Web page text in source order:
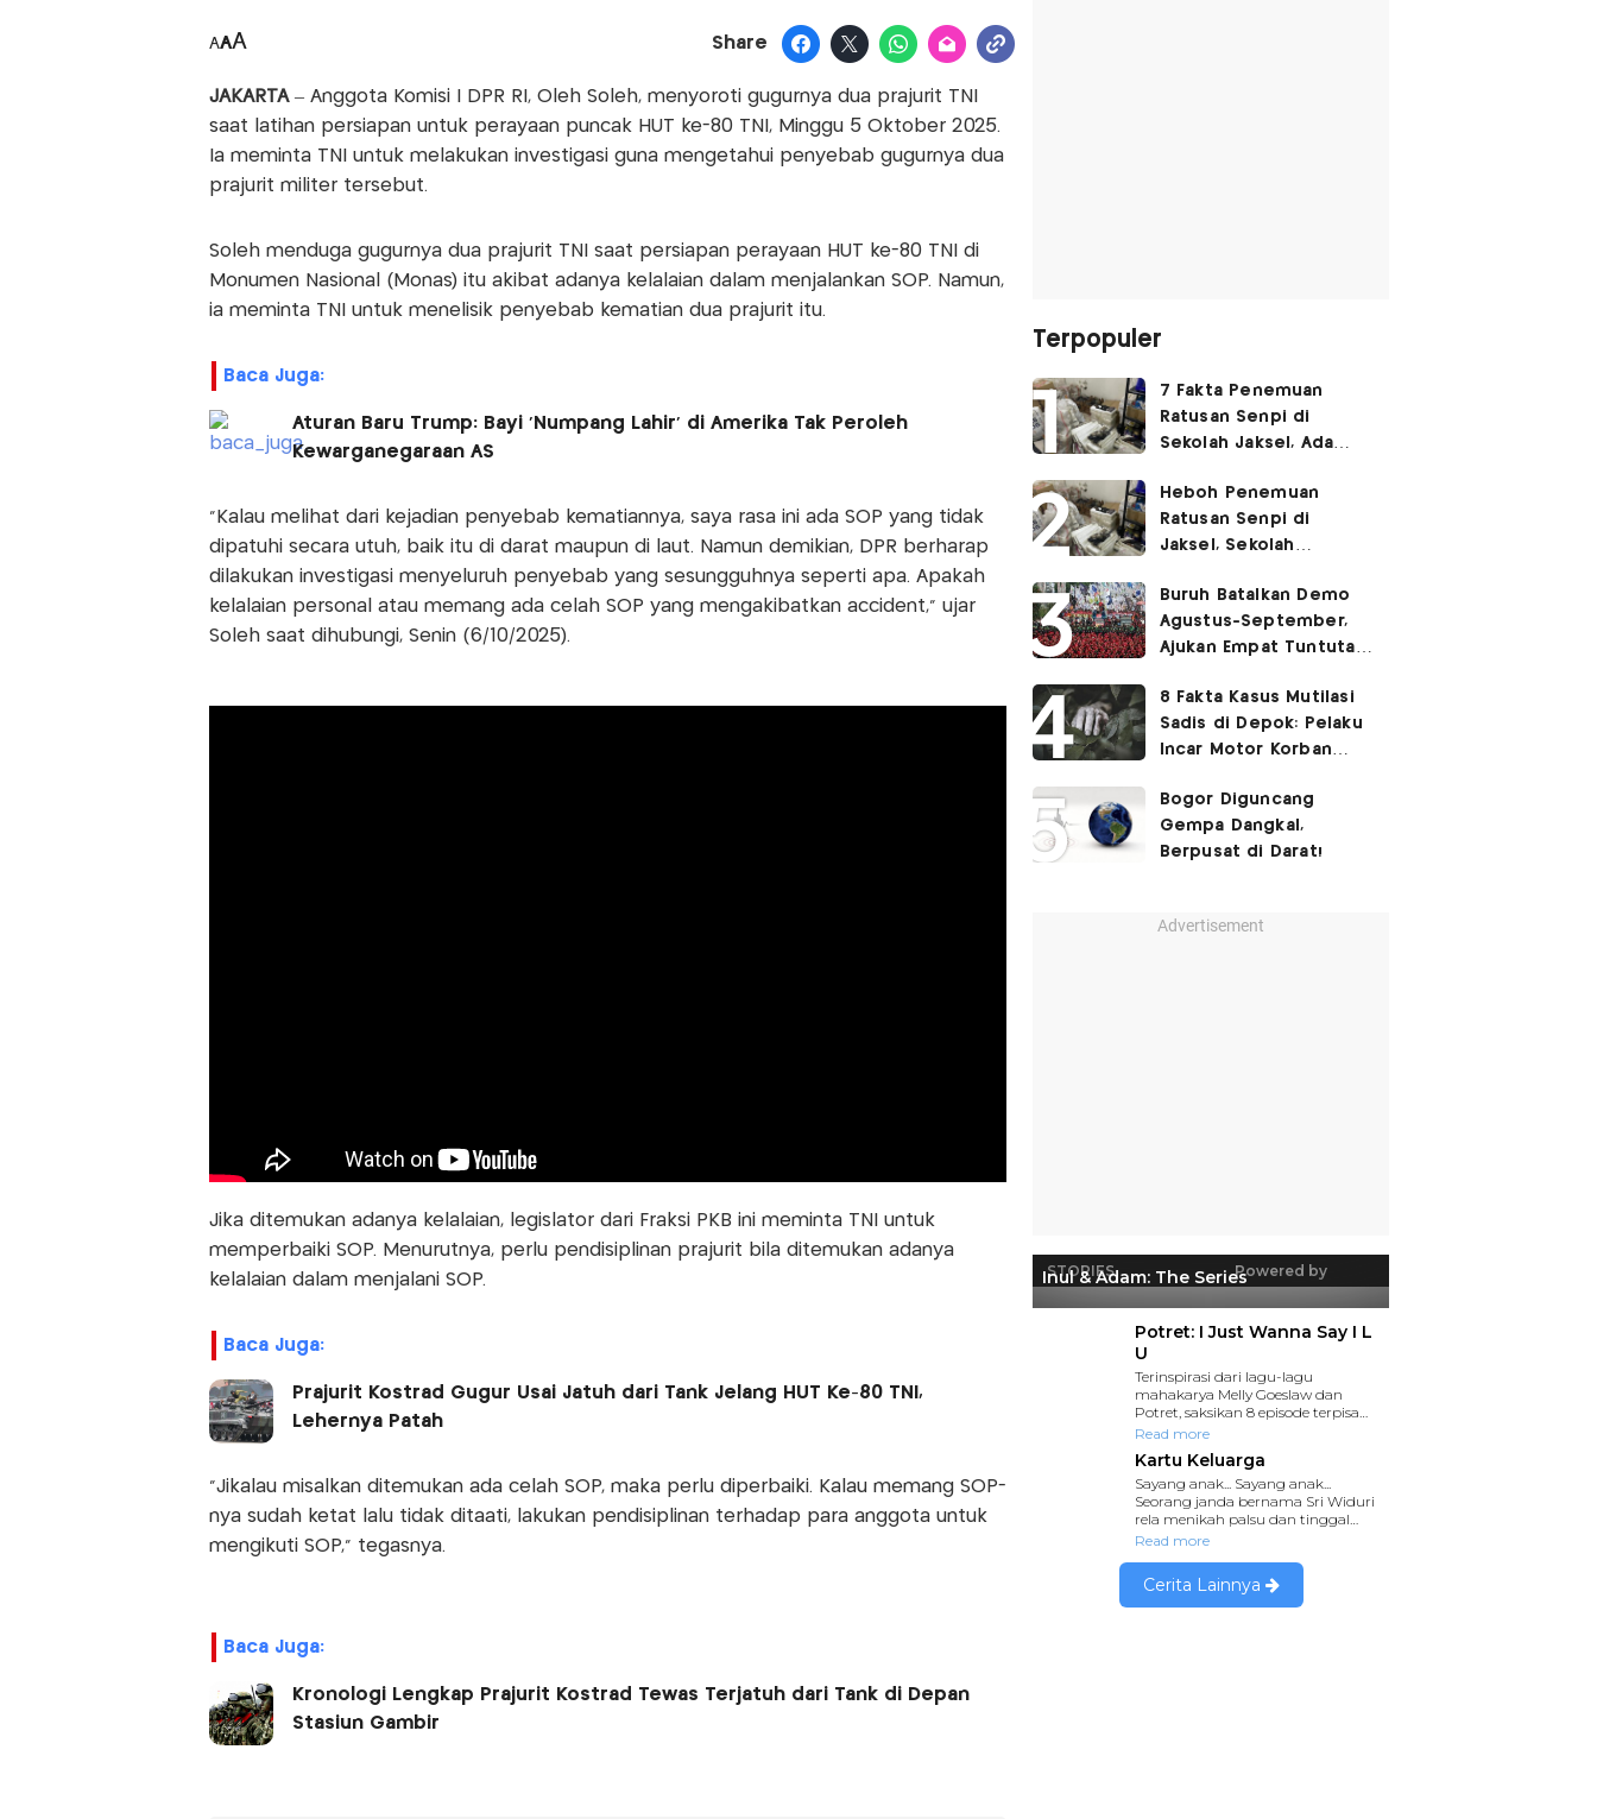
AAA Share
JAKARTA – Anggota Komisi I DPR RI, Oleh Soleh, menyoroti gugurnya dua prajurit TNI
saat latihan persiapan untuk perayaan puncak HUT ke-80 TNI, Minggu 5 Oktober 2025.
Ia meminta TNI untuk melakukan investigasi guna mengetahui penyebab gugurnya dua
prajurit militer tersebut.
Soleh menduga gugurnya dua prajurit TNI saat persiapan perayaan HUT ke-80 TNI di
Monumen Nasional (Monas) itu akibat adanya kelalaian dalam menjalankan SOP. Namun,
ia meminta TNI untuk menelisik penyebab kematian dua prajurit itu.
Baca Juga:
Aturan Baru Trump: Bayi 'Numpang Lahir' di Amerika Tak Peroleh
Kewarganegaraan AS
"Kalau melihat dari kejadian penyebab kematiannya, saya rasa ini ada SOP yang tidak
dipatuhi secara utuh, baik itu di darat maupun di laut. Namun demikian, DPR berharap
dilakukan investigasi menyeluruh penyebab yang sesungguhnya seperti apa. Apakah
kelalaian personal atau memang ada celah SOP yang mengakibatkan accident," ujar
Soleh saat dihubungi, Senin (6/10/2025).
Jika ditemukan adanya kelalaian, legislator dari Fraksi PKB ini meminta TNI untuk
memperbaiki SOP. Menurutnya, perlu pendisiplinan prajurit bila ditemukan adanya
kelalaian dalam menjalani SOP.
Baca Juga:
Prajurit Kostrad Gugur Usai Jatuh dari Tank Jelang HUT Ke-80 TNI,
Lehernya Patah
"Jikalau misalkan ditemukan ada celah SOP, maka perlu diperbaiki. Kalau memang SOP-
nya sudah ketat lalu tidak ditaati, lakukan pendisiplinan terhadap para anggota untuk
mengikuti SOP," tegasnya.
Baca Juga:
Kronologi Lengkap Prajurit Kostrad Tewas Terjatuh dari Tank di Depan
Stasiun Gambir
Terpopuler
7 Fakta Penemuan
Ratusan Senpi di
Sekolah Jaksel, Ada
Ruang Bunker
Heboh Penemuan
Ratusan Senpi di
Jaksel, Sekolah
Kegiatan Eskul
Menembak
Buruh Batalkan Demo
Agustus-September,
Ajukan Empat Tuntutan
8 Fakta Kasus Mutilasi
Sadis di Depok: Pelaku
Incar Motor Korban
Bogor Diguncang
Gempa Dangkal,
Berpusat di Darat!
Advertisement